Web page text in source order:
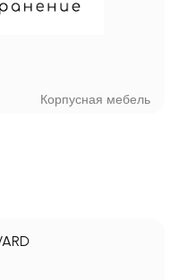
Корпусная мебель